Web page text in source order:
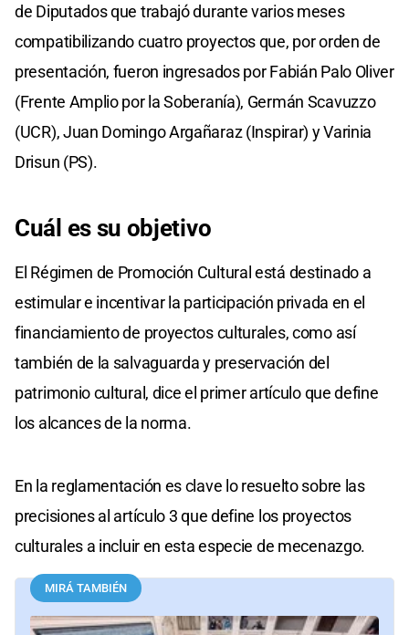
de Diputados que trabajó durante varios meses
compatibilizando cuatro proyectos que, por orden de
presentación, fueron ingresados por Fabián Palo Oliver
(Frente Amplio por la Soberanía), Germán Scavuzzo
(UCR), Juan Domingo Argañaraz (Inspirar) y Varinia
Drisun (PS).
Cuál es su objetivo
El Régimen de Promoción Cultural está destinado a
estimular e incentivar la participación privada en el
financiamiento de proyectos culturales, como así
también de la salvaguarda y preservación del
patrimonio cultural, dice el primer artículo que define
los alcances de la norma.
En la reglamentación es clave lo resuelto sobre las
precisiones al artículo 3 que define los proyectos
culturales a incluir en esta especie de mecenazgo.
MIRÁ TAMBIÉN